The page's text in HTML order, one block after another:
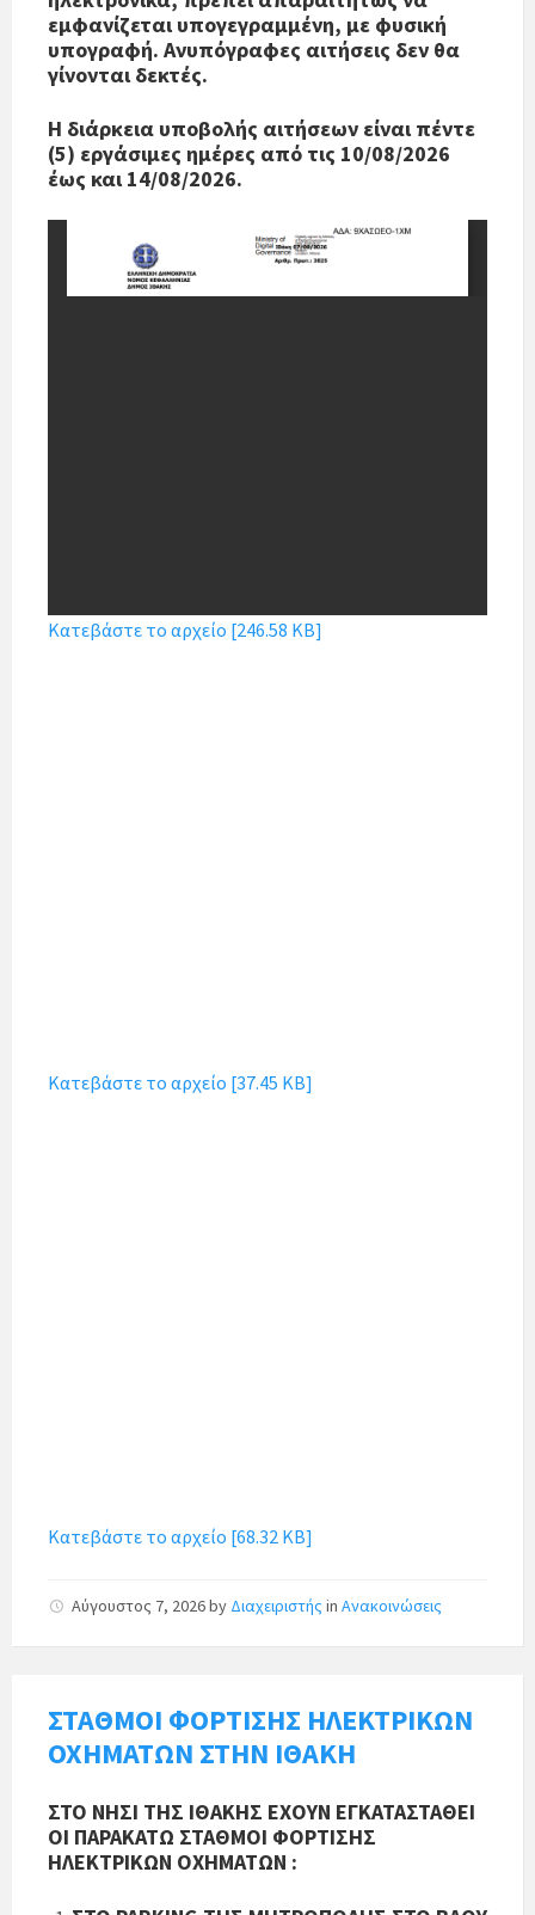
εμφανίζεται υπογεγραμμένη, με φυσική
υπογραφή. Ανυπόγραφες αιτήσεις δεν θα
γίνονται δεκτές.
Η διάρκεια υποβολής αιτήσεων είναι πέντε
(5) εργάσιμες ημέρες από τις 10/08/2026
έως και 14/08/2026.
Κατεβάστε το αρχείο [246.58 KB]
Κατεβάστε το αρχείο [37.45 KB]
Κατεβάστε το αρχείο [68.32 KB]
Αύγουστος 7, 2026by Διαχειριστής in Ανακοινώσεις
ΣΤΑΘΜΟΙ ΦΟΡΤΙΣΗΣ ΗΛΕΚΤΡΙΚΩΝ
ΟΧΗΜΑΤΩΝ ΣΤΗΝ ΙΘΑΚΗ
ΣΤΟ ΝΗΣΙ ΤΗΣ ΙΘΑΚΗΣ ΕΧΟΥΝ ΕΓΚΑΤΑΣΤΑΘΕΙ
ΟΙ ΠΑΡΑΚΑΤΩ ΣΤΑΘΜΟΙ ΦΟΡΤΙΣΗΣ
ΗΛΕΚΤΡΙΚΩΝ ΟΧΗΜΑΤΩΝ :